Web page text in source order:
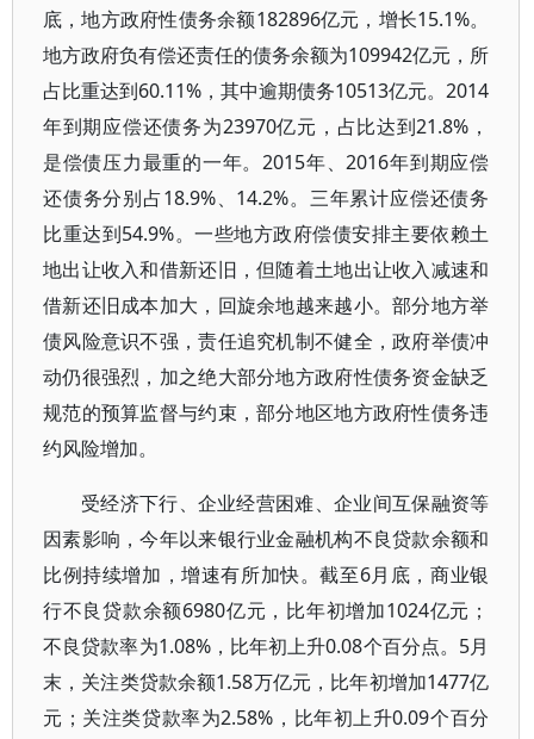
底，地方政府性债务余额182896亿元，增长15.1%。
地方政府负有偿还责任的债务余额为109942亿元，所
占比重达到60.11%，其中逾期债务10513亿元。2014
年到期应偿还债务为23970亿元，占比达到21.8%，
是偿债压力最重的一年。2015年、2016年到期应偿
还债务分别占18.9%、14.2%。三年累计应偿还债务
比重达到54.9%。一些地方政府偿债安排主要依赖土
地出让收入和借新还旧，但随着土地出让收入减速和
借新还旧成本加大，回旋余地越来越小。部分地方举
债风险意识不强，责任追究机制不健全，政府举债冲
动仍很强烈，加之绝大部分地方政府性债务资金缺乏
规范的预算监督与约束，部分地区地方政府性债务违
约风险增加。
受经济下行、企业经营困难、企业间互保融资等
因素影响，今年以来银行业金融机构不良贷款余额和
比例持续增加，增速有所加快。截至6月底，商业银
行不良贷款余额6980亿元，比年初增加1024亿元；
不良贷款率为1.08%，比年初上升0.08个百分点。5月
末，关注类贷款余额1.58万亿元，比年初增加1477亿
元；关注类贷款率为2.58%，比年初上升0.09个百分